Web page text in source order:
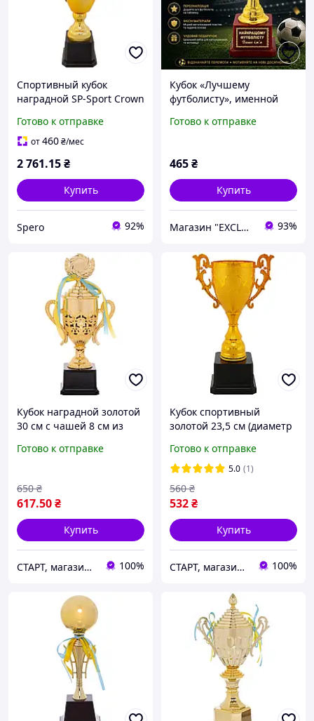
Спортивный кубок
наградной SP-Sport Crown
60см для соревнований
Готово к отправке
от460₴/мес
2 761.15₴
Купить
Spero 92%
Кубок «Лучшему
футболисту», именной
статуэтка для футболиста,
Готово к отправке
465₴
Купить
Магазин "EXCLUSIVE" - Оригинальные Подарки Для Всех 93%
Кубок наградной золотой
30 см с чашей 8 см из
пластика
Готово к отправке
617.50₴
650 ₴
Купить
СТАРТ, магазин спортивных товаров 100%
Кубок спортивный
золотой 23,5 см (диаметр
кубок из
металлизированного
пластика)
Готово к отправке
5.0 (1)
532₴
560 ₴
Купить
СТАРТ, магазин спортивных товаров 100%